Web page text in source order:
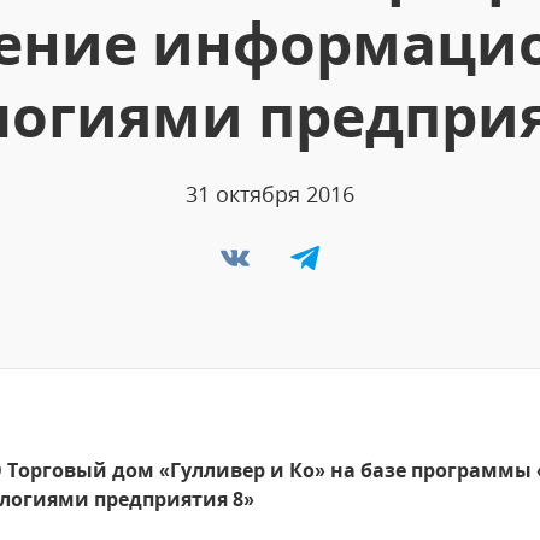
31 октября 2016
дом «Гулливер и Ко» на базе программы
предприятия 8»